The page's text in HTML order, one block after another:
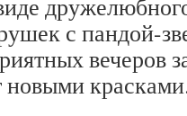
с пандой-
вечеров
новыми